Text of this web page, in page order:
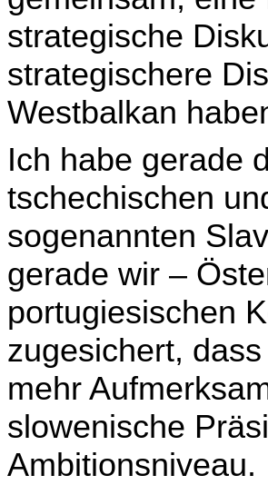
strategische
strategischere
Westbalkan
Ich habe gerade
tschechischen
sogenannten
gerade wir –
portugiesischen
zugesichert,
mehr
slowenische
Ambitionsniveau.